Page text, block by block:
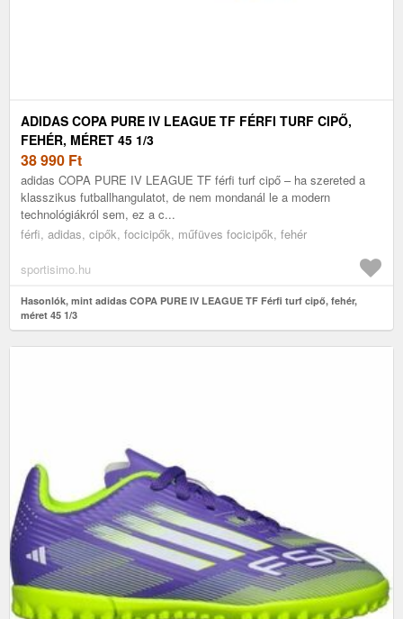
ADIDAS COPA PURE IV LEAGUE TF FÉRFI TURF CIPŐ,
FEHÉR, MÉRET 45 1/3
38 990 Ft
adidas COPA PURE IV LEAGUE TF férfi turf cipő – ha szereted a
klasszikus futballhangulatot, de nem mondanál le a modern
technológiákról sem, ez a c...
férfi, adidas, cipők, focicipők, műfüves focicipők, fehér
sportisimo.hu
Hasonlók, mint adidas COPA PURE IV LEAGUE TF Férfi turf cipő, fehér,
méret 45 1/3